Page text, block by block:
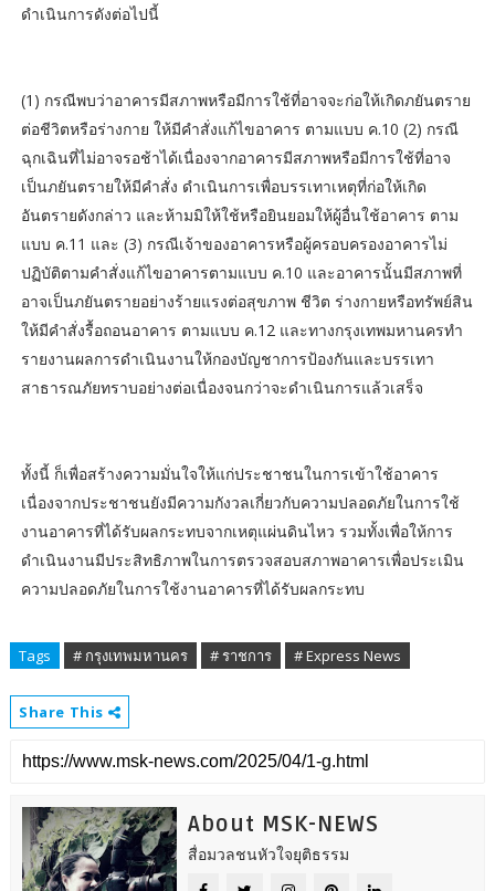
ดำเนินการดังต่อไปนี้
(1) กรณีพบว่าอาคารมีสภาพหรือมีการใช้ที่อาจจะก่อให้เกิดภยันตราย
ต่อชีวิตหรือร่างกาย ให้มีคำสั่งแก้ไขอาคาร ตามแบบ ค.10 (2) กรณี
ฉุกเฉินที่ไม่อาจรอช้าได้เนื่องจากอาคารมีสภาพหรือมีการใช้ที่อาจ
เป็นภยันตรายให้มีคำสั่ง ดำเนินการเพื่อบรรเทาเหตุที่ก่อให้เกิด
อันตรายดังกล่าว และห้ามมิให้ใช้หรือยินยอมให้ผู้อื่นใช้อาคาร ตาม
แบบ ค.11 และ (3) กรณีเจ้าของอาคารหรือผู้ครอบครองอาคารไม่
ปฏิบัติตามคำสั่งแก้ไขอาคารตามแบบ ค.10 และอาคารนั้นมีสภาพที่
อาจเป็นภยันตรายอย่างร้ายแรงต่อสุขภาพ ชีวิต ร่างกายหรือทรัพย์สิน
ให้มีคำสั่งรื้อถอนอาคาร ตามแบบ ค.12 และทางกรุงเทพมหานครทำ
รายงานผลการดำเนินงานให้กองบัญชาการป้องกันและบรรเทา
สาธารณภัยทราบอย่างต่อเนื่องจนกว่าจะดำเนินการแล้วเสร็จ
ทั้งนี้ ก็เพื่อสร้างความมั่นใจให้แก่ประชาชนในการเข้าใช้อาคาร
เนื่องจากประชาชนยังมีความกังวลเกี่ยวกับความปลอดภัยในการใช้
งานอาคารที่ได้รับผลกระทบจากเหตุแผ่นดินไหว รวมทั้งเพื่อให้การ
ดำเนินงานมีประสิทธิภาพในการตรวจสอบสภาพอาคารเพื่อประเมิน
ความปลอดภัยในการใช้งานอาคารที่ได้รับผลกระทบ
Tags # กรุงเทพมหานคร # ราชการ # Express News
Share This
About MSK-NEWS
สื่อมวลชนหัวใจยุติธรรม